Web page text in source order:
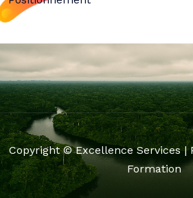
Copyright © Excellence Services |
Formation